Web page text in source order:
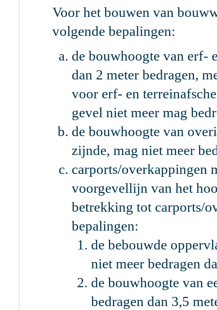
Voor het bouwen van
volgende bepalingen:
de bouwhoogte van erf-
dan 2 meter bedragen,
voor erf- en
gevel niet meer mag
de bouwhoogte van
zijnde, mag niet meer
carports/overkappingen
voorgevellijn van het
betrekking tot carports/
bepalingen:
de bebouwde
niet meer bedragen
de bouwhoogte van
bedragen dan 3,5